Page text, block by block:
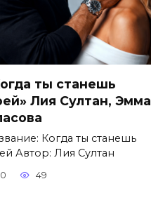
ты станешь
Лия Султан, Эмма
Когда ты станешь
Автор: Лия Султан
0 49